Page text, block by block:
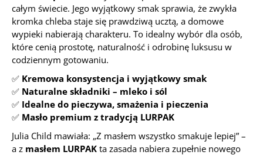
całym świecie. Jego wyjątkowy smak sprawia, że zwykła
kromka chleba staje się prawdziwą ucztą, a domowe
wypieki nabierają charakteru. To idealny wybór dla osób,
które cenią prostotę, naturalność i odrobinę luksusu w
codziennym gotowaniu.
✅ Kremowa konsystencja i wyjątkowy smak
✅ Naturalne składniki – mleko i sól
✅ Idealne do pieczywa, smażenia i pieczenia
✅ Masło premium z tradycją LURPAK
Julia Child mawiała: „Z masłem wszystko smakuje lepiej” –
a z masłem LURPAK ta zasada nabiera zupełnie nowego